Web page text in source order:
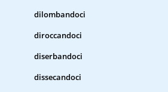
dilombandoci
diroccandoci
diserbandoci
dissecandoci